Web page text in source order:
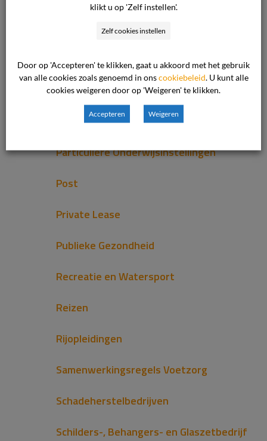
Oneerlijke Handelspraktijken Landbouw-
en Voedselvoorzieningsketen
Openbaar Vervoer
Optiek
Osteopathie
Particuliere Onderwijsinstellingen
Post
Private Lease
Publieke Gezondheid
Recreatie en Watersport
Reizen
Rijopleidingen
Samenwerkingsregels Voetzorg
Schadeherstelbedrijven
Schilders-, Behangers- en Glaszetbedrijf
klikt u op 'Zelf instellen'.
Zelf cookies instellen
Door op 'Accepteren' te klikken, gaat u akkoord met het gebruik
van alle cookies zoals genoemd in onscookiebeleid. U kunt alle
cookies weigeren door op 'Weigeren' te klikken.
Accepteren Weigeren